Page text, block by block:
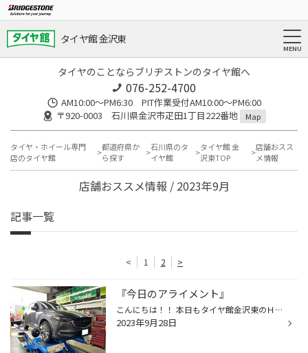
タイヤ館 金沢東
タイヤのことならブリヂストンのタイヤ館へ
076-252-4700
AM10:00～PM6:30 PIT作業受付AM10:00～PM6:00
〒920-0003 石川県金沢市疋田1丁目222番地
Map
タイヤ・ホイール専門
店のタイヤ館
都道府県か
ら探す
石川県のタ
イヤ館
タイヤ館 金
沢東TOP
店舗おスス
メ情報
店舗おススメ情報 / 2023年9月
記事一覧
< 1 2 >
『今日のアライメント』
こんにちは！！ 本日もタイヤ館金沢東のＨＰをご覧いただきありがとうございます(*^^)v 今日の作業は【マツダ ＣＸ－８】のアライメント調整になります！ タイヤが『内べり』するとの事で作業依頼を承りました！ ※測定後の数字を撮りわすれました。 測定後、数字を見てみるとフロントが両方トーアウ...
2023年9月28日